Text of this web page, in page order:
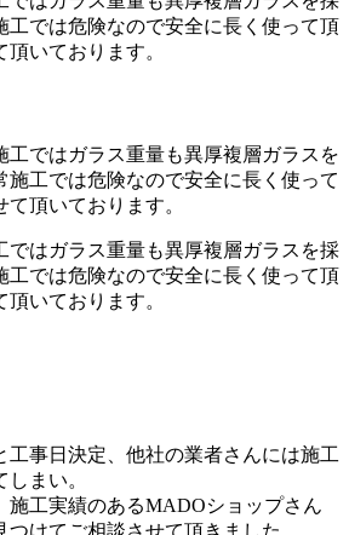
工では危険なので安全に長く使って頂
いております。
ではガラス重量も異厚複層ガラスを採
工では危険なので安全に長く使って頂
いております。
工事日決定、他社の業者さんには施工
まい。
施工実績のあるMADOショップさん
けてご相談させて頂きました。